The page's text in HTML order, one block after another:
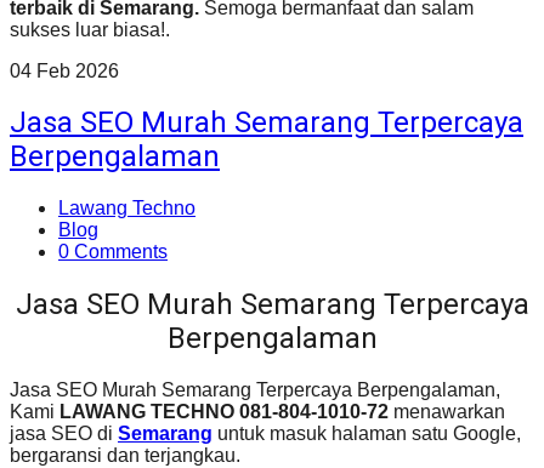
terbaik di Semarang. Semoga bermanfaat dan salam
sukses luar biasa!.
04 Feb 2026
Jasa SEO Murah Semarang Terpercaya
Berpengalaman
Lawang Techno
Blog
0 Comments
Jasa SEO Murah Semarang Terpercaya
Berpengalaman
Jasa SEO Murah Semarang Terpercaya Berpengalaman,
Kami LAWANG TECHNO 081-804-1010-72 menawarkan
jasa SEO di Semarang untuk masuk halaman satu Google,
bergaransi dan terjangkau.